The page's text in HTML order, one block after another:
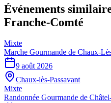
Événements
Franche-Comté
Mixte
Marche Gourmande de Chaux-
9 août 2026
Chaux-lès-Passavant
Mixte
Randonnée Gourmande de